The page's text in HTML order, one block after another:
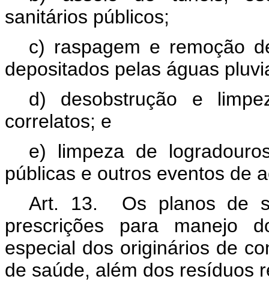
sanitários públicos;
c) raspagem e remoção
depositados pelas águas
d) desobstrução e
correlatos; e
e) limpeza de
públicas e outros eventos de
Art. 13. Os planos de
prescrições para manejo
especial dos originários de
de saúde, além dos resíduos